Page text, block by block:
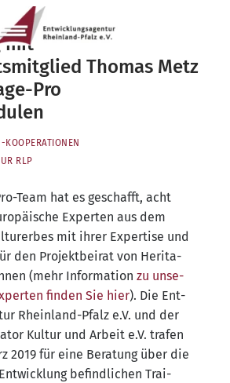
mit
Thomas Metz
Pro
KOOPERATIONEN
RLP
Team hat es geschafft, acht
Exper­ten aus dem
mit ihrer Exper­ti­se und
den Pro­jekt­bei­rat von Heri­ta­
(mehr Infor­ma­ti­on zu unse­
fin­den Sie hier). Die Ent­
Rhein­land-Pfalz e.V. und der
Kul­tur und Arbeit e.V. tra­fen
2019 für eine Bera­tung über die
befind­li­chen Trai­